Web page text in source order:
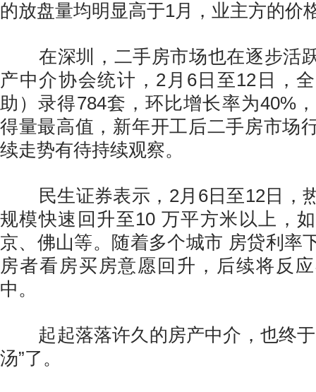
的放盘量均明显高于1月，业主方的价
在深圳，二手房市场也在逐步活
产中介协会统计，2月6日至12日，
助）录得784套，环比增长率为40%
得量最高值，新年开工后二手房市场
续走势有待持续观察。
民生证券表示，2月6日至12日，
规模快速回升至10 万平方米以上，
京、佛山等。随着多个城市 房贷利率
房者看房买房意愿回升，后续将反
中。
起起落落许久的房产中介，也终于
汤”了。